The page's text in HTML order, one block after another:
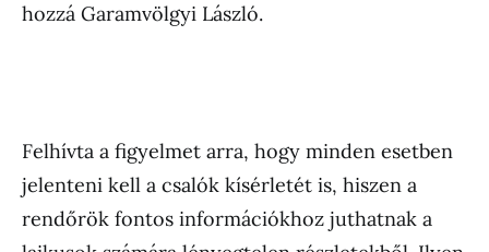
hozzá Garamvölgyi László.
Felhívta a figyelmet arra, hogy minden esetben
jelenteni kell a csalók kísérletét is, hiszen a
rendőrök fontos információkhoz juthatnak a